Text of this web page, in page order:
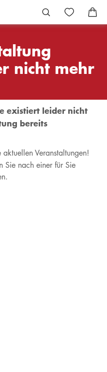
nicht mehr
existiert leider nicht
bereits
Veranstaltungen!
Sie nach einer für Sie